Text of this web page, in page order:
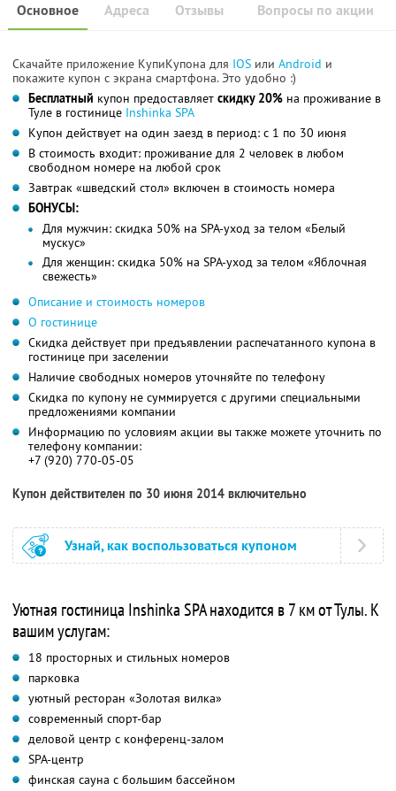
Основное Отзывы Вопросы по акции
Адреса
Скачайте приложение КупиКупона для IOS или Android и
покажите купон с экрана смартфона. Это удобно :)
Бесплатный купон предоставляет скидку 20% на проживание в
Туле в гостинице Inshinka SPA
Купон действует на один заезд в период: с 1 по 30 июня
В стоимость входит: проживание для 2 человек в любом
свободном номере на любой срок
Завтрак «шведский стол» включен в стоимость номера
БОНУСЫ:
Для мужчин: скидка 50% на SPA-уход за телом «Белый
мускус»
Для женщин: скидка 50% на SPA-уход за телом «Яблочная
свежесть»
Описание и стоимость номеров
О гостинице
Скидка действует при предъявлении распечатанного купона в
гостинице при заселении
Наличие свободных номеров уточняйте по телефону
Скидка по купону не суммируется с другими специальными
предложениями компании
Информацию по условиям акции вы также можете уточнить по
телефону компании:
+7 (920) 770-05-05
Купон действителен по 30 июня 2014 включительно
Узнай, как воспользоваться купоном
Уютная гостиница Inshinka SPA находится в 7 км от Тулы. К
вашим услугам:
18 просторных и стильных номеров
парковка
уютный ресторан «Золотая вилка»
современный спорт-бар
деловой центр с конференц-залом
SPA-центр
финская сауна с большим бассейном